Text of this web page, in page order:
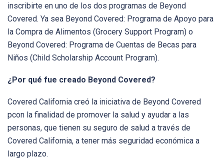
inscribirte en uno de los dos programas de Beyond
Covered. Ya sea Beyond Covered: Programa de Apoyo para
la Compra de Alimentos (Grocery Support Program) o
Beyond Covered: Programa de Cuentas de Becas para
Niños (Child Scholarship Account Program).
¿Por qué fue creado Beyond Covered?
Covered California creó la iniciativa de Beyond Covered
pcon la finalidad de promover la salud y ayudar a las
personas, que tienen su seguro de salud a través de
Covered California, a tener más seguridad económica a
largo plazo.